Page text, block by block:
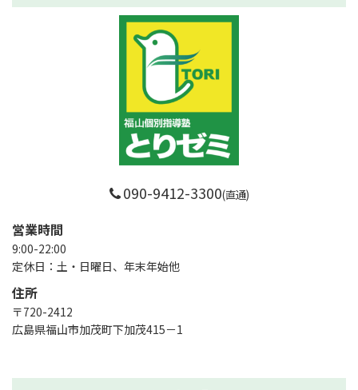
090-9412-3300(直通)
営業時間
9:00-22:00
定休日：土・日曜日、年末年始他
住所
〒720-2412
広島県福山市加茂町下加茂415－1